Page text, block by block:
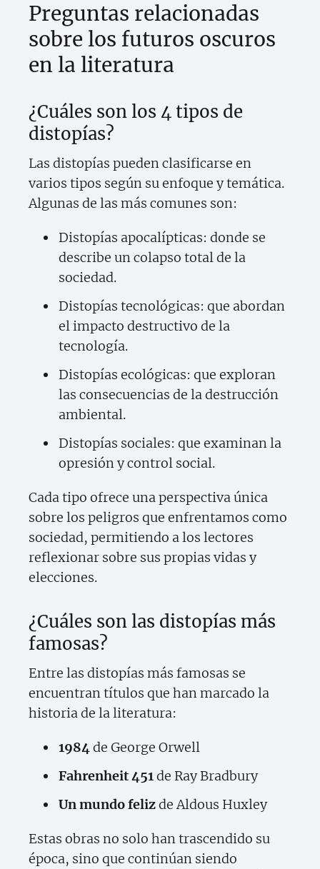
Preguntas relacionadas
sobre los futuros oscuros
en la literatura
¿Cuáles son los 4 tipos de
distopías?
Las distopías pueden clasificarse en
varios tipos según su enfoque y temática.
Algunas de las más comunes son:
Distopías apocalípticas: donde se
describe un colapso total de la
sociedad.
Distopías tecnológicas: que abordan
el impacto destructivo de la
tecnología.
Distopías ecológicas: que exploran
las consecuencias de la destrucción
ambiental.
Distopías sociales: que examinan la
opresión y control social.
Cada tipo ofrece una perspectiva única
sobre los peligros que enfrentamos como
sociedad, permitiendo a los lectores
reflexionar sobre sus propias vidas y
elecciones.
¿Cuáles son las distopías más
famosas?
Entre las distopías más famosas se
encuentran títulos que han marcado la
historia de la literatura:
1984de George Orwell
Fahrenheit 451de Ray Bradbury
Un mundo felizde Aldous Huxley
Estas obras no solo han trascendido su
época, sino que continúan siendo